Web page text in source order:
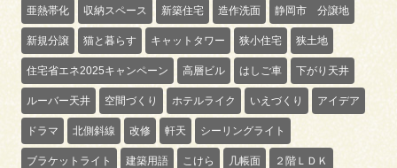
亜熱帯化 収納スペース 新築住宅 造作洗面 静岡市 分譲地
新規分譲 猫と暮らす キャットタワー 狭小住宅 狭土地
住宅省エネ2025キャンペーン 高層ビル はしご車 下がり天井
ルーバー天井 空間づくり ホテルライク いえづくり アイデア
ドラマ 北側斜線 改修 軒天 シーリングライト
ブラケットライト 建築用語 こけら 几帳面 ２階ＬＤＫ